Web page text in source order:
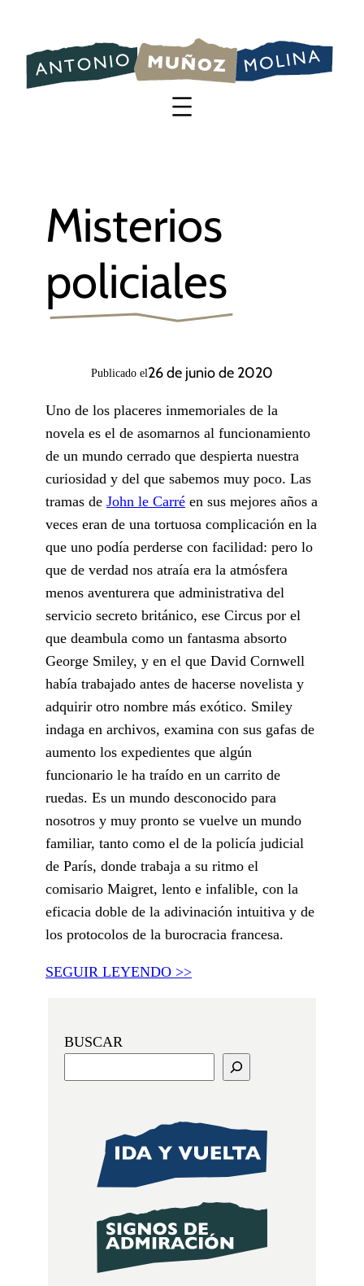
contenido
Misterios
policiales
Publicado el26 de junio de 2020
Uno de los placeres inmemoriales de la
novela es el de asomarnos al funcionamiento
de un mundo cerrado que despierta nuestra
curiosidad y del que sabemos muy poco. Las
tramas de John le Carré en sus mejores años a
veces eran de una tortuosa complicación en la
que uno podía perderse con facilidad: pero lo
que de verdad nos atraía era la atmósfera
menos aventurera que administrativa del
servicio secreto británico, ese Circus por el
que deambula como un fantasma absorto
George Smiley, y en el que David Cornwell
había trabajado antes de hacerse novelista y
adquirir otro nombre más exótico. Smiley
indaga en archivos, examina con sus gafas de
aumento los expedientes que algún
funcionario le ha traído en un carrito de
ruedas. Es un mundo desconocido para
nosotros y muy pronto se vuelve un mundo
familiar, tanto como el de la policía judicial
de París, donde trabaja a su ritmo el
comisario Maigret, lento e infalible, con la
eficacia doble de la adivinación intuitiva y de
los protocolos de la burocracia francesa.
SEGUIR LEYENDO >>
BUSCAR